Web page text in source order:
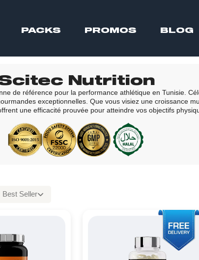
PACKS PROMOS BLOG
Nutrition
de référence pour la performance athlétique en Tunisie.
exceptionnelles. Que vous visiez une croissance
une efficacité prouvée pour atteindre vos objectifs
Best Seller